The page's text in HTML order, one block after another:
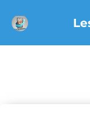
contenu